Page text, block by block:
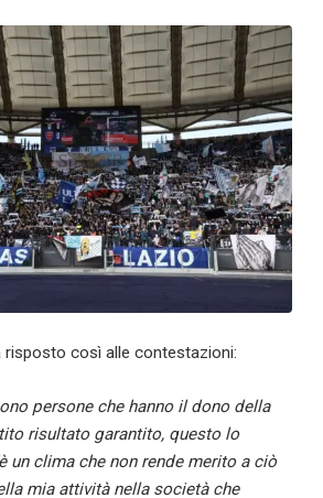
risposto così alle contestazioni:
persone che hanno il dono della
risultato garantito, questo lo
un clima che non rende merito a ciò
mia attività nella società che